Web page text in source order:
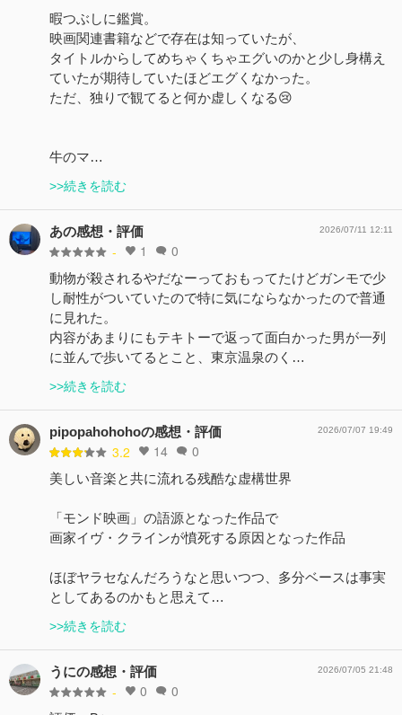
暇つぶしに鑑賞。
映画関連書籍などで存在は知っていたが、
タイトルからしてめちゃくちゃエグいのかと少し身構え
ていたが期待していたほどエグくなかった。
ただ、独りで観てると何か虚しくなる😢
牛のマ…
>>続きを読む
あの感想・評価
- 1 0
2026/07/11 12:11
動物が殺されるやだなーっておもってたけどガンモで少
し耐性がついていたので特に気にならなかったので普通
に見れた。
内容があまりにもテキトーで返って面白かった男が一列
に並んで歩いてるとこと、東京温泉のく…
>>続きを読む
pipopahohohoの感想・評価
3.2 14 0
2026/07/07 19:49
美しい音楽と共に流れる残酷な虚構世界
「モンド映画」の語源となった作品で
画家イヴ・クラインが憤死する原因となった作品
ほぼヤラセなんだろうなと思いつつ、多分ベースは事実
としてあるのかもと思えて…
>>続きを読む
うにの感想・評価
- 0 0
2026/07/05 21:48